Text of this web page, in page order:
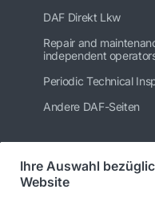
DAF Direkt Lkw
Repair and
independent
Periodic Technical
Andere DAF-Seiten
Folgen Sie uns
Ihre Auswahl
Website